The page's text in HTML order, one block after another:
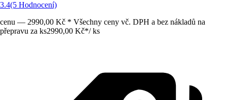
3.4(5 Hodnocení)
cenu — 2990,00 Kč * Všechny ceny vč. DPH a bez nákladů na
přepravu za ks2990,00 Kč*/ ks